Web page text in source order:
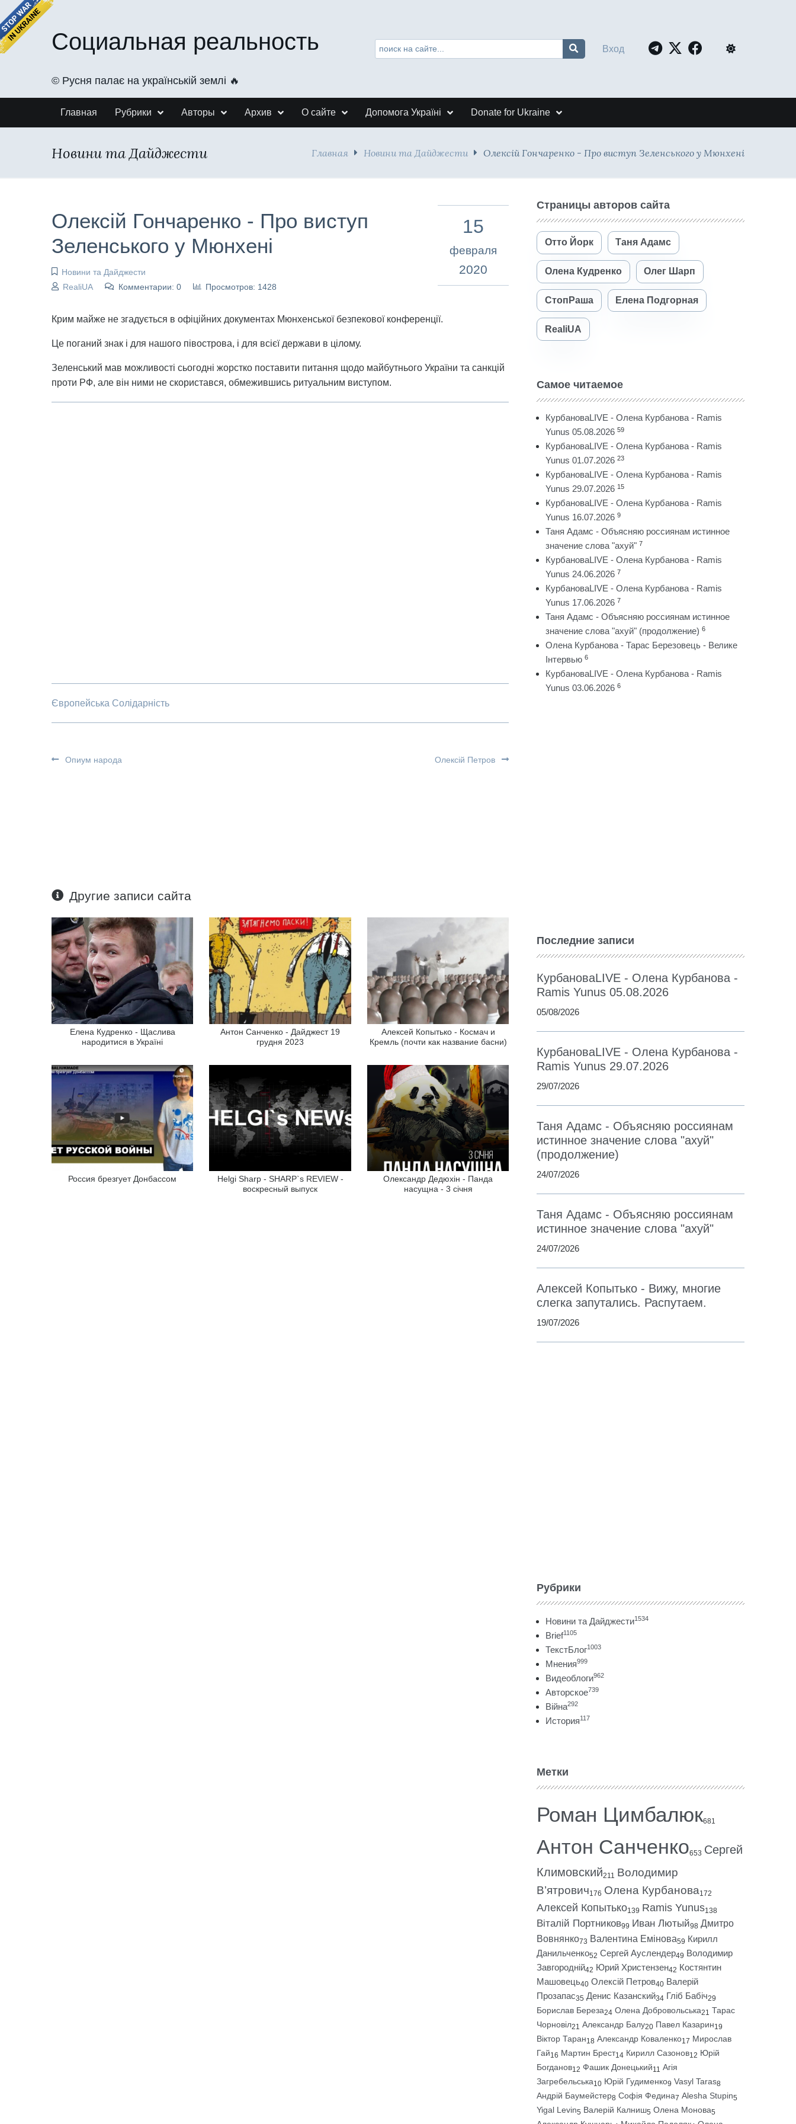
Социальная реальность
©️ Русня палає на українській землі 🔥
Вход
Главная Рубрики Авторы Архив О сайте Допомога Україні Donate for Ukraine
Новини та Дайджести Главная Новини та Дайджести Олексій Гончаренко - Про виступ Зеленського у Мюнхені
Олексій Гончаренко - Про виступ
Зеленського у Мюнхені
Новини та Дайджести
RealiUA
Комментарии: 0 Просмотров: 1428
15
февраля
2020
Крим майже не згадується в офіційних документах Мюнхенської безпекової конференції.
Це поганий знак і для нашого півострова, і для всієї держави в цілому.
Зеленський мав можливості сьогодні жорстко поставити питання щодо майбутнього України та санкцій
проти РФ, але він ними не скористався, обмежившись ритуальним виступом.
Європейська Солідарність
Опиум народа Олексій Петров
Другие записи сайта
Елена Кудренко - Щаслива
народитися в Україні
Антон Санченко - Дайджест 19
грудня 2023
Алексей Копытько - Космач и
Кремль (почти как название басни)
Россия брезгует Донбассом
Helgi Sharp - SHARP`s REVIEW -
воскресный выпуск
Олександр Дедюхін - Панда
насущна - 3 січня
Страницы авторов сайта
Отто Йорк Таня Адамс
Олена Кудренко Олег Шарп
СтопРаша Елена Подгорная
RealiUA
Самое читаемое
КурбановаLIVE - Олена Курбанова - Ramis
Yunus 05.08.2026 59
КурбановаLIVE - Олена Курбанова - Ramis
Yunus 01.07.2026 23
КурбановаLIVE - Олена Курбанова - Ramis
Yunus 29.07.2026 15
КурбановаLIVE - Олена Курбанова - Ramis
Yunus 16.07.2026 9
Таня Адамс - Объясняю россиянам истинное
значение слова "ахуй" 7
КурбановаLIVE - Олена Курбанова - Ramis
Yunus 24.06.2026 7
КурбановаLIVE - Олена Курбанова - Ramis
Yunus 17.06.2026 7
Таня Адамс - Объясняю россиянам истинное
значение слова "ахуй" (продолжение) 6
Олена Курбанова - Тарас Березовець - Велике
Інтервью 6
КурбановаLIVE - Олена Курбанова - Ramis
Yunus 03.06.2026 6
Последние записи
КурбановаLIVE - Олена Курбанова -
Ramis Yunus 05.08.2026
05/08/2026
КурбановаLIVE - Олена Курбанова -
Ramis Yunus 29.07.2026
29/07/2026
Таня Адамс - Объясняю россиянам
истинное значение слова "ахуй"
(продолжение)
24/07/2026
Таня Адамс - Объясняю россиянам
истинное значение слова "ахуй"
24/07/2026
Алексей Копытько - Вижу, многие
слегка запутались. Распутаем.
19/07/2026
Рубрики
Новини та Дайджести1534
Brief1105
ТекстБлог1003
Мнения999
Видеоблоги962
Авторское739
Війна292
История117
Метки
Роман Цимбалюк681
Антон Санченко653 Сергей
Климовский211 Володимир
В’ятрович176 Олена Курбанова172
Алексей Копытько139 Ramis Yunus138
Віталій Портников99 Иван Лютый98 Дмитро
Вовнянко73 Валентина Емінова59 Кирилл
Данильченко52 Сергей Ауслендер49 Володимир
Завгородній42 Юрий Христензен42 Костянтин
Машовець40 Олексій Петров40 Валерій
Прозапас35 Денис Казанский34 Гліб Бабіч29
Борислав Береза24 Олена Добровольська21 Тарас
Чорновіл21 Александр Балу20 Павел Казарин19
Віктор Таран18 Александр Коваленко17 Мирослав
Гай16 Мартин Брест14 Кирилл Сазонов12 Юрій
Богданов12 Фашик Донецький11 Агія
Загребельська10 Юрій Гудименко9 Vasyl Taras8
Андрій Баумейстер8 Софія Федина7 Alesha Stupin5
Yigal Levin5 Валерій Калниш5 Олена Монова5